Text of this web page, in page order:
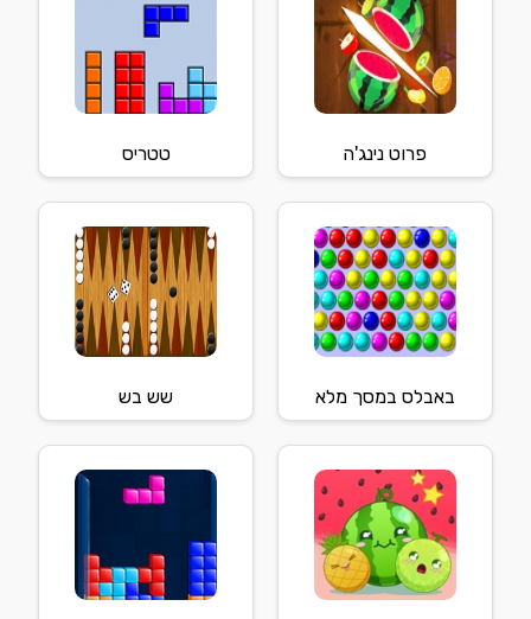
פרוט נינג'ה טטריס
באבלס במסך מלא שש בש